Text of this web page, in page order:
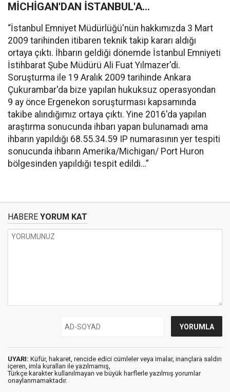
MİCHİGAN'DAN İSTANBUL'A…
“İstanbul Emniyet Müdürlüğü'nün hakkımızda 3 Mart
2009 tarihinden itibaren teknik takip kararı aldığı
ortaya çıktı. İhbarın geldiği dönemde İstanbul Emniyeti
İstihbarat Şube Müdürü Ali Fuat Yılmazer'di.
Soruşturma ile 19 Aralık 2009 tarihinde Ankara
Çukurambar'da bize yapılan hukuksuz operasyondan
9 ay önce Ergenekon soruşturması kapsamında
takibe alındığımız ortaya çıktı. Yine 2016'da yapılan
araştırma sonucunda ihbarı yapan bulunamadı ama
ihbarın yapıldığı 68.55.34.59 IP numarasının yer tespiti
sonucunda ihbarın Amerika/Michigan/ Port Huron
bölgesinden yapıldığı tespit edildi…”
HABERE YORUM KAT
UYARI: Küfür, hakaret, rencide edici cümleler veya imalar, inançlara saldırı
içeren, imla kuralları ile yazılmamış,
Türkçe karakter kullanılmayan ve büyük harflerle yazılmış yorumlar
onaylanmamaktadır.